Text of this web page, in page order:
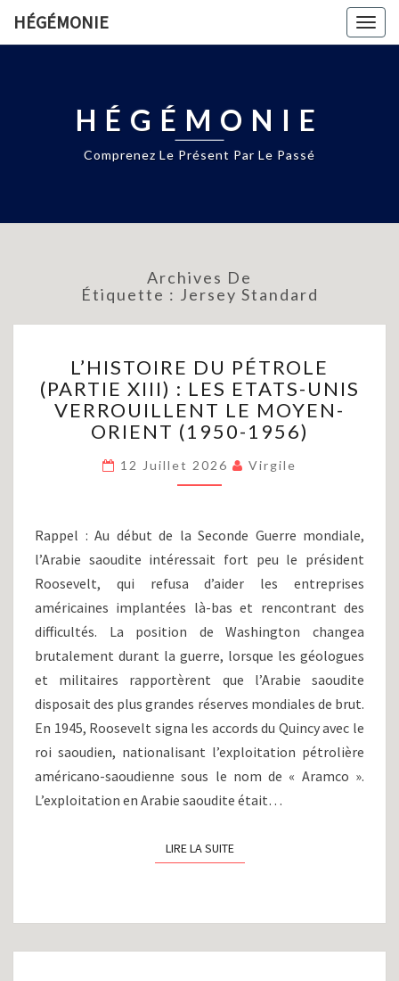
HÉGÉMONIE
HÉGÉMONIE
Comprenez Le Présent Par Le Passé
Archives De
Étiquette : Jersey Standard
DU
PÉTROLE
(PARTIE
XIII)
LES
ETATS-
LE
MOYEN-
ORIENT
(1950-
1956)
L’HISTOIRE DU PÉTROLE
(PARTIE XIII) : LES ETATS-UNIS
VERROUILLENT LE MOYEN-
ORIENT (1950-1956)
12 Juillet 2026 Virgile
Rappel : Au début de la Seconde Guerre mondiale,
l’Arabie saoudite intéressait fort peu le président
Roosevelt, qui refusa d’aider les entreprises
américaines implantées là-bas et rencontrant des
difficultés. La position de Washington changea
brutalement durant la guerre, lorsque les géologues
et militaires rapportèrent que l’Arabie saoudite
disposait des plus grandes réserves mondiales de brut.
En 1945, Roosevelt signa les accords du Quincy avec le
roi saoudien, nationalisant l’exploitation pétrolière
américano-saoudienne sous le nom de « Aramco ».
L’exploitation en Arabie saoudite était…
LIRE LA SUITELIRE LA SUITE